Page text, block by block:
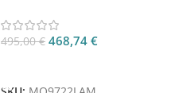
495,00€ 468,74 €